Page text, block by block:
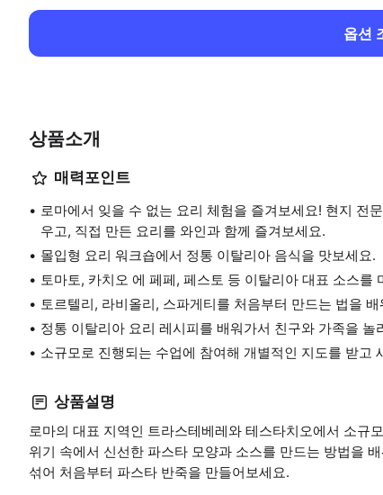
옵션
상품소개
매력포인트
로마에서 잊을 수 없는 요리 체험을 즐겨보세요! 현지 전
우고, 직접 만든 요리를 와인과 함께 즐겨보세요.
몰입형 요리 워크숍에서 정통 이탈리아 음식을 맛보세요.
토마토, 카치오 에 페페, 페스토 등 이탈리아 대표 소스를
토르텔리, 라비올리, 스파게티를 처음부터 만드는 법을 배
정통 이탈리아 요리 레시피를 배워가서 친구와 가족을 놀
소규모로 진행되는 수업에 참여해 개별적인 지도를 받고
상품설명
로마의 대표 지역인 트라스테베레와 테스타치오에서 소규
위기 속에서 신선한 파스타 모양과 소스를 만드는 방법을
섞어 처음부터 파스타 반죽을 만들어보세요.